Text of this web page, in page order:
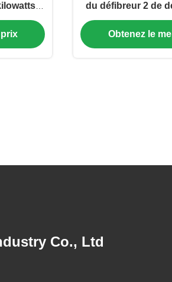
du défibreur 2 de
pour la palette en
Obtenez le
Co., Ltd